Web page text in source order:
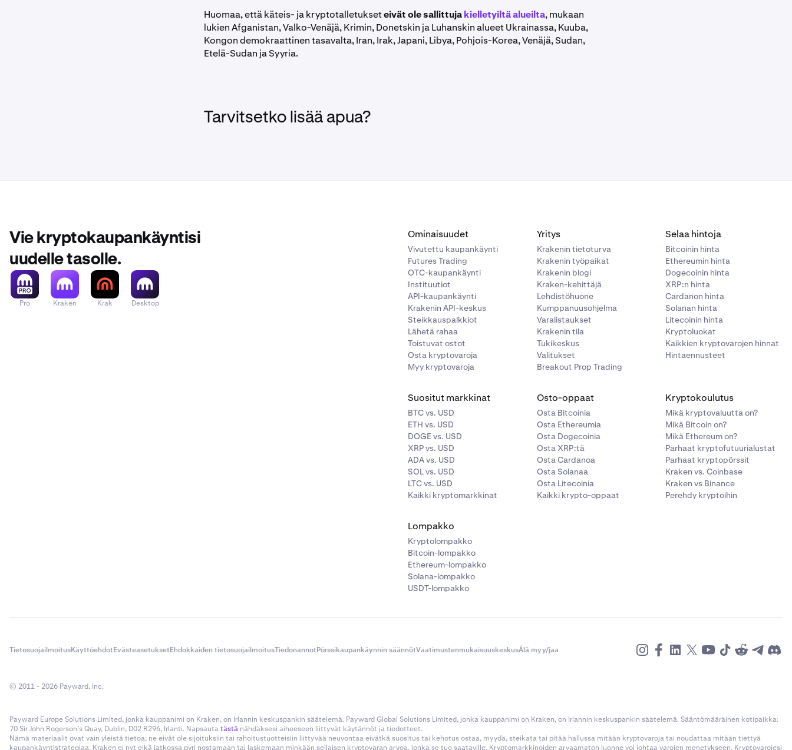
Huomaa, että käteis- ja kryptotalletukseteivät ole sallittujakielletyiltä alueilta, mukaan
lukien Afganistan, Valko-Venäjä, Krimin, Donetskin ja Luhanskin alueet Ukrainassa, Kuuba,
Kongon demokraattinen tasavalta, Iran, Irak, Japani, Libya, Pohjois-Korea, Venäjä, Sudan,
Etelä-Sudan ja Syyria.
Tarvitsetko lisää apua?
Vie kryptokaupankäyntisi
uudelle tasolle.
Pro Kraken Krak Desktop
Ominaisuudet
Vivutettu kaupankäynti
Futures Trading
OTC-kaupankäynti
Instituutiot
API-kaupankäynti
Krakenin API-keskus
Steikkauspalkkiot
Lähetä rahaa
Toistuvat ostot
Osta kryptovaroja
Myy kryptovaroja
Yritys
Krakenin tietoturva
Krakenin työpaikat
Krakenin blogi
Kraken-kehittäjä
Lehdistöhuone
Kumppanuusohjelma
Varalistaukset
Krakenin tila
Tukikeskus
Valitukset
Breakout Prop Trading
Selaa hintoja
Bitcoinin hinta
Ethereumin hinta
Dogecoinin hinta
XRP:n hinta
Cardanon hinta
Solanan hinta
Litecoinin hinta
Kryptoluokat
Kaikkien kryptovarojen hinnat
Hintaennusteet
Suositut markkinat
BTC vs. USD
ETH vs. USD
DOGE vs. USD
XRP vs. USD
ADA vs. USD
SOL vs. USD
LTC vs. USD
Kaikki kryptomarkkinat
Osto-oppaat
Osta Bitcoinia
Osta Ethereumia
Osta Dogecoinia
Osta XRP:tä
Osta Cardanoa
Osta Solanaa
Osta Litecoinia
Kaikki krypto-oppaat
Kryptokoulutus
Mikä kryptovaluutta on?
Mikä Bitcoin on?
Mikä Ethereum on?
Parhaat kryptofutuurialustat
Parhaat kryptopörssit
Kraken vs. Coinbase
Kraken vs Binance
Perehdy kryptoihin
Lompakko
Kryptolompakko
Bitcoin-lompakko
Ethereum-lompakko
Solana-lompakko
USDT-lompakko
TietosuojailmoitusKäyttöehdotEvästeasetuksetEhdokkaiden tietosuojailmoitusTiedonannotPörssikaupankäynnin säännötVaatimustenmukaisuuskeskusÄlä myy/jaa
© 2011 - 2026 Payward, Inc.
Payward Europe Solutions Limited, jonka kauppanimi on Kraken, on Irlannin keskuspankin säätelemä. Payward Global Solutions Limited, jonka kauppanimi on Kraken, on Irlannin keskuspankin säätelemä. Sääntömääräinen kotipaikka:
70 Sir John Rogerson’s Quay, Dublin, D02 R296, Irlanti. Napsautatästä nähdäksesi aiheeseen liittyvät käytännöt ja tiedotteet.
Nämä materiaalit ovat vain yleistä tietoa; ne eivät ole sijoituksiin tai rahoitustuotteisiin liittyvää neuvontaa eivätkä suositus tai kehotus ostaa, myydä, steikata tai pitää hallussa mitään kryptovaroja tai noudattaa mitään tiettyä
kaupankäyntistrategiaa. Kraken ei nyt eikä jatkossa pyri nostamaan tai laskemaan minkään sellaisen kryptovaran arvoa, jonka se tuo saataville. Kryptomarkkinoiden arvaamaton luonne voi johtaa varojen menetykseen. Kryptovarojesi